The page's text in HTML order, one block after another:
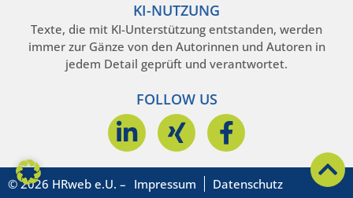
KI-NUTZUNG
Texte, die mit KI-Unterstützung entstanden, werden
immer zur Gänze von den Autorinnen und Autoren in
jedem Detail geprüft und verantwortet.
FOLLOW US
© 2026 HRweb e.U. – Impressum Datenschutz